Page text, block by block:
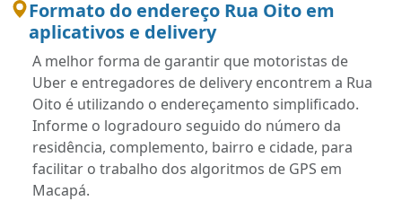
Formato do endereço Rua Oito em
aplicativos e delivery
A melhor forma de garantir que motoristas de
Uber e entregadores de delivery encontrem a Rua
Oito é utilizando o endereçamento simplificado.
Informe o logradouro seguido do número da
residência, complemento, bairro e cidade, para
facilitar o trabalho dos algoritmos de GPS em
Macapá.